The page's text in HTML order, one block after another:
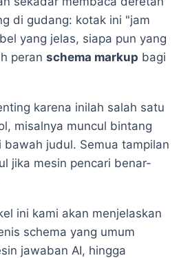
di gudang: kotak ini "jam
yang jelas, siapa pun yang
peran schema markup bagi
karena inilah salah satu
misalnya muncul bintang
judul. Semua tampilan
jika mesin pencari benar-
ini kami akan menjelaskan
schema yang umum
jawaban AI, hingga